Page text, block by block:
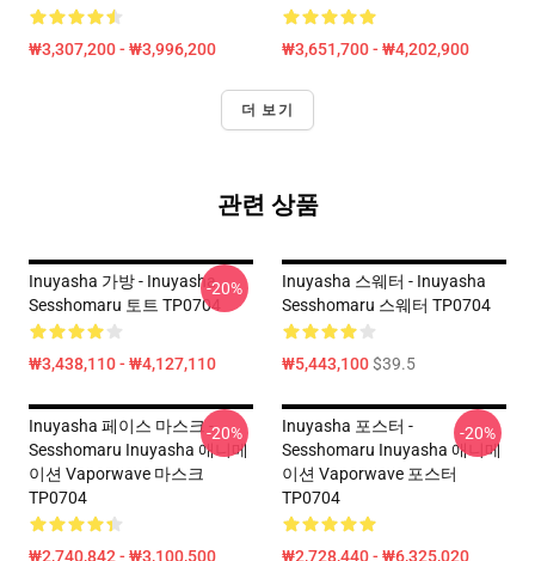
₩3,307,200 - ₩3,996,200 ₩3,651,700 - ₩4,202,900
더 보기
관련 상품
Inuyasha 가방 - Inuyasha
Sesshomaru 토트 TP0704
₩3,438,110 - ₩4,127,110
-20%
Inuyasha 스웨터 - Inuyasha
Sesshomaru 스웨터 TP0704
₩5,443,100$39.5
Inuyasha 페이스 마스크 -
Sesshomaru Inuyasha 애니메
이션 Vaporwave 마스크
TP0704
₩2,740,842 - ₩3,100,500
-20%
Inuyasha 포스터 -
Sesshomaru Inuyasha 애니메
이션 Vaporwave 포스터
TP0704
₩2,728,440 - ₩6,325,020
-20%